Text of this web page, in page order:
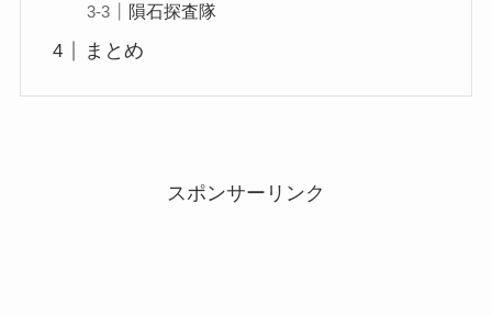
隕石探査隊
まとめ
スポンサーリンク